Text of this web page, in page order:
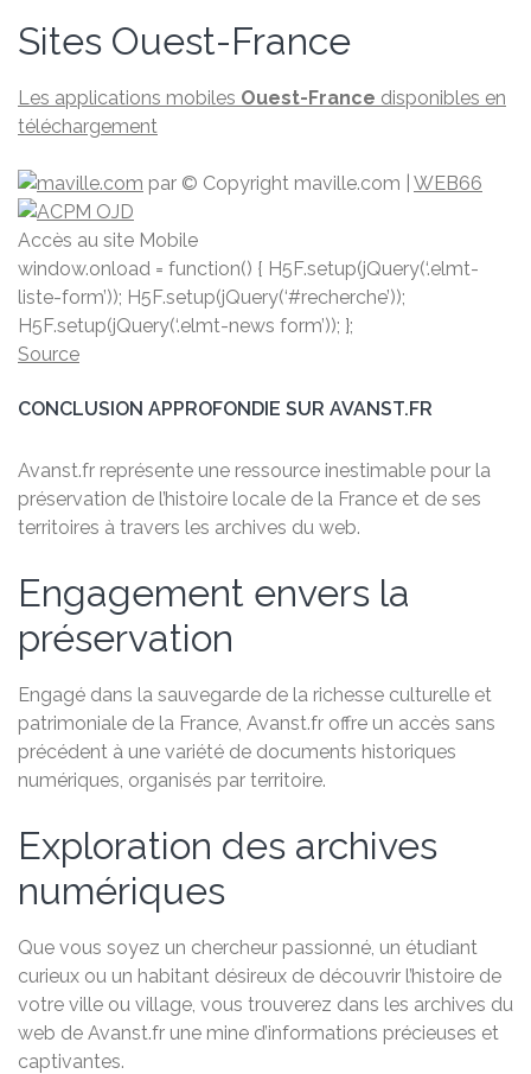
Sites Ouest-France
Les applications mobiles Ouest-France disponibles en
téléchargement
par © Copyright maville.­com WEB66
Accès au site Mobile
window.onload = function() { H5F.setup(jQuery(‘.elmt-
liste-form’)); H5F.setup(jQuery(‘#recherche’));
H5F.setup(jQuery(‘.elmt-news form’)); };
Source
CONCLUSION APPROFONDIE SUR AVANST.FR
Avanst.fr représente une ressource inestimable pour la
préservation de l’histoire locale de la France et de ses
territoires à travers les archives du web.
Engagement envers la
préservation
Engagé dans la sauvegarde de la richesse culturelle et
patrimoniale de la France, Avanst.fr offre un accès sans
précédent à une variété de documents historiques
numériques, organisés par territoire.
Exploration des archives
numériques
Que vous soyez un chercheur passionné, un étudiant
curieux ou un habitant désireux de découvrir l’histoire de
votre ville ou village, vous trouverez dans les archives du
web de Avanst.fr une mine d’informations précieuses et
captivantes.